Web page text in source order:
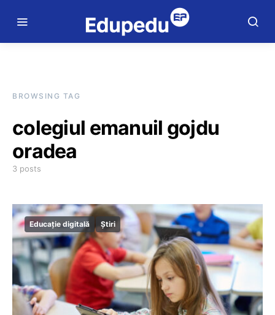
BROWSING TAG
colegiul emanuil gojdu
oradea
3 posts
Educație digitală Știri